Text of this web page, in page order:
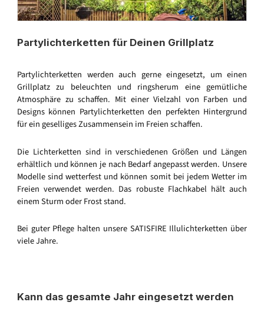
Partylichterketten für Deinen Grillplatz
Partylichterketten werden auch gerne eingesetzt, um einen
Grillplatz zu beleuchten und ringsherum eine gemütliche
Atmosphäre zu schaffen. Mit einer Vielzahl von Farben und
Designs können Partylichterketten den perfekten Hintergrund
für ein geselliges Zusammensein im Freien schaffen.
Die Lichterketten sind in verschiedenen Größen und Längen
erhältlich und können je nach Bedarf angepasst werden. Unsere
Modelle sind wetterfest und können somit bei jedem Wetter im
Freien verwendet werden. Das robuste Flachkabel hält auch
einem Sturm oder Frost stand.
Bei guter Pflege halten unsere SATISFIRE Illulichterketten über
viele Jahre.
Kann das gesamte Jahr eingesetzt werden